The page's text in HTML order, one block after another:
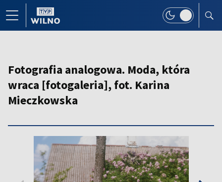
Fotografia analogowa. Moda, która
wraca [fotogaleria], fot. Karina
Mieczkowska